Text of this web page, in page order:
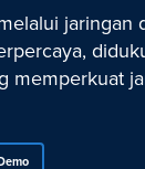
jaringan
memperkuat